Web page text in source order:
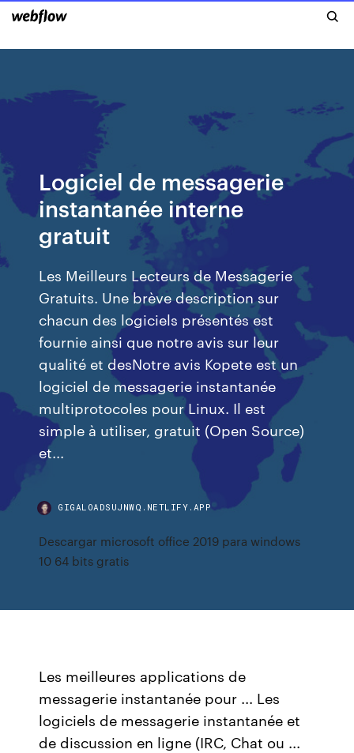
Logiciel de messagerie
instantanée interne
gratuit
Les Meilleurs Lecteurs de Messagerie
Gratuits. Une brève description sur
chacun des logiciels présentés est
fournie ainsi que notre avis sur leur
qualité et desNotre avis Kopete est un
logiciel de messagerie instantanée
multiprotocoles pour Linux. Il est
simple à utiliser, gratuit (Open Source)
et...
GIGALOADSUJNWQ.NETLIFY.APP
Descargar microsoft office 2019 para windows
10 64 bits gratis
Les meilleures applications de
messagerie instantanée pour ... Les
logiciels de messagerie instantanée et
de discussion en ligne (IRC, Chat ou ...